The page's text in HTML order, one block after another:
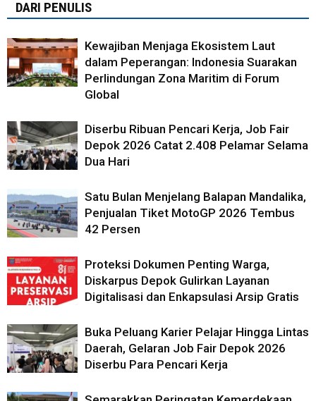
DARI PENULIS
Kewajiban Menjaga Ekosistem Laut
dalam Peperangan: Indonesia Suarakan
Perlindungan Zona Maritim di Forum
Global
Diserbu Ribuan Pencari Kerja, Job Fair
Depok 2026 Catat 2.408 Pelamar Selama
Dua Hari
Satu Bulan Menjelang Balapan Mandalika,
Penjualan Tiket MotoGP 2026 Tembus
42 Persen
Proteksi Dokumen Penting Warga,
Diskarpus Depok Gulirkan Layanan
Digitalisasi dan Enkapsulasi Arsip Gratis
Buka Peluang Karier Pelajar Hingga Lintas
Daerah, Gelaran Job Fair Depok 2026
Diserbu Para Pencari Kerja